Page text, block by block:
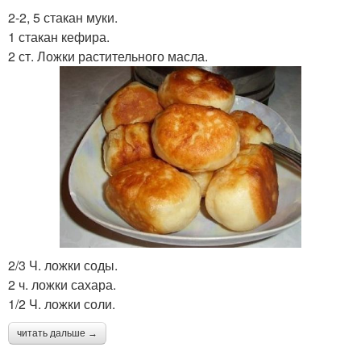
2-2, 5 стакан муки.
1 стакан кефира.
2 ст. Ложки растительного масла.
2/3 Ч. ложки соды.
2 ч. ложки сахара.
1/2 Ч. ложки соли.
читать дальше →